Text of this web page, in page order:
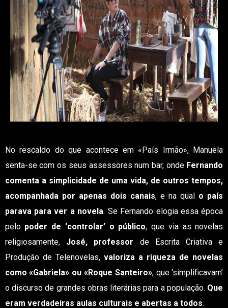
No rescaldo do que acontece em «País Irmão», Manuela
senta-se com os seus assessores num bar, onde Fernando
comenta a simplicidade de uma vida, de outros tempos,
acompanhada por apenas dois canais, e na qual o país
parava para ver a novela. Se Fernando elogia essa época
pelopoder de ‘controlar’ o público, que via as novelas
religiosamente, José, professor de Escrita Criativa e
Produção de Telenovelas, valoriza a riqueza de novelas
como «Gabriela» ou «Roque Santeiro», que ‘simplificavam’
o discurso de grandes obras literárias para a população. Que
eram verdadeiras aulas culturais e abertas a todos.